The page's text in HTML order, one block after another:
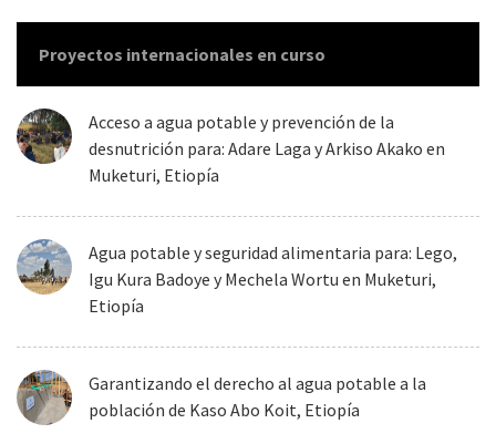
Proyectos internacionales en curso
Acceso a agua potable y prevención de la
desnutrición para: Adare Laga y Arkiso Akako en
Muketuri, Etiopía
Agua potable y seguridad alimentaria para: Lego,
Igu Kura Badoye y Mechela Wortu en Muketuri,
Etiopía
Garantizando el derecho al agua potable a la
población de Kaso Abo Koit, Etiopía